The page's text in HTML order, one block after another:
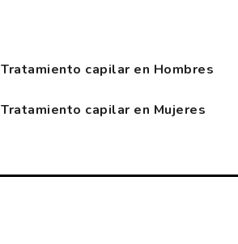
Tratamiento capilar en Hombres
Tratamiento capilar en Mujeres